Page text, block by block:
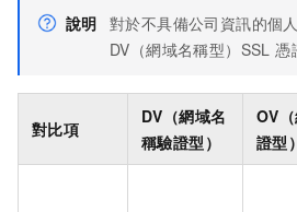
說明 對於不具備公司資訊的個
DV（網域名稱型）SSL 憑
對比項
DV（網域名
稱驗證型）
OV
證型）